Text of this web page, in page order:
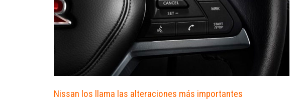
Nissan los llama las alteraciones más importantes